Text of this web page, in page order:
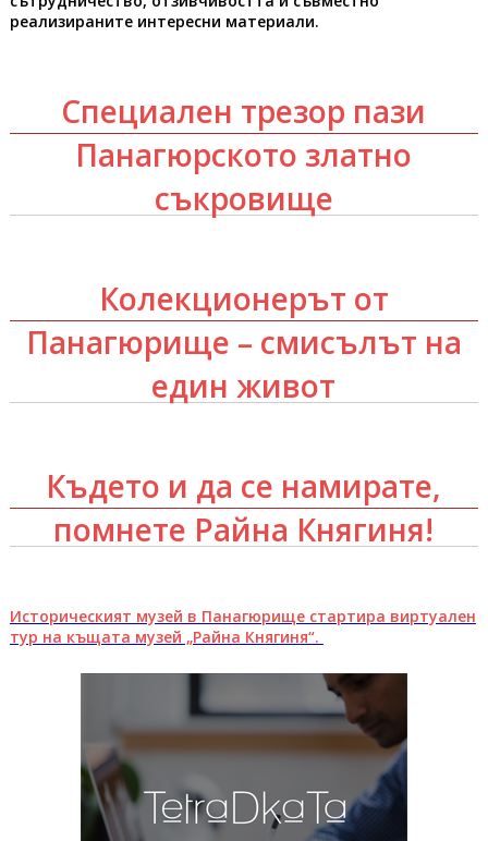
реализираните интересни материали.
Специален трезор пази
Панагюрското златно
съкровище
Колекционерът от
Панагюрище – смисълът на
един живот
Където и да се намирате,
помнете Райна Княгиня!
Историческият музей в Панагюрище стартира виртуален
тур на къщата музей „Райна Княгиня“.